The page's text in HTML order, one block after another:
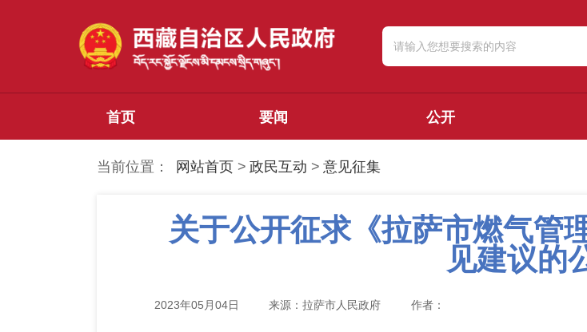
首页 要闻 公开
当前位置： 网站首页 > 政民互动 > 意见征集
关于公开征求《拉萨市燃气管
见建议的
2023年05月04日 来源：拉萨市人民政府 作者：